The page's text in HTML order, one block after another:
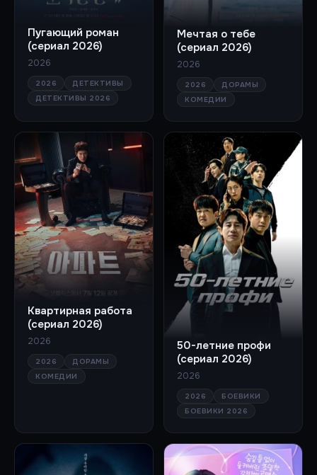
Пугающий роман
(сериал 2026)
2026
2026
ДЕТЕКТИВЫ
ДЕТЕКТИВЫ 2026
Мечтая о тебе
(сериал 2026)
2026
2026
ДОРАМЫ
КОМЕДИИ
Квартирная работа
(сериал 2026)
2026
2026
ДОРАМЫ
КОМЕДИИ
50-летние профи
(сериал 2026)
2026
2026
БОЕВИКИ
БОЕВИКИ 2026